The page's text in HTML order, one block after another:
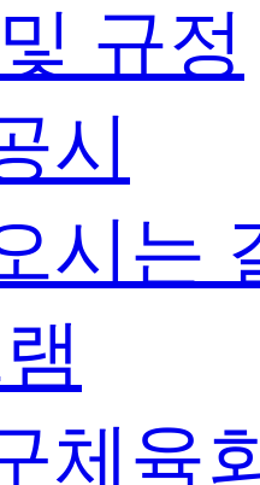
규정
시
시는
체육